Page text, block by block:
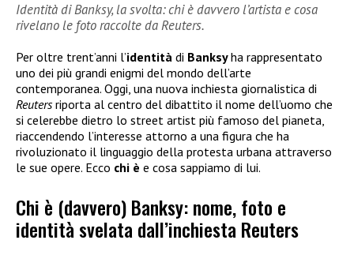
Identità di Banksy, la svolta: chi è davvero l’artista e cosa
rivelano le foto raccolte da Reuters.
Per oltre trent’anni l’identità di Banksyha rappresentato
uno dei più grandi enigmi del mondo dell’arte
contemporanea. Oggi, una nuova inchiesta giornalistica di
Reutersriporta al centro del dibattito il nome dell’uomo che
si celerebbe dietro lo street artist più famoso del pianeta,
riaccendendo l’interesse attorno a una figura che ha
rivoluzionato il linguaggio della protesta urbana attraverso
le sue opere. Ecco chi è e cosa sappiamo di lui.
Chi è (davvero) Banksy: nome, foto e
identità svelata dall’inchiesta Reuters